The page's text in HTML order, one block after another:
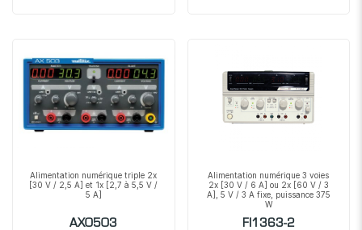
Alimentation numérique triple 2x
[30 V / 2,5 A] et 1x [2,7 à 5,5 V /
5 A]
AX0503
Alimentation numérique 3 voies
2x [30 V / 6 A] ou 2x [60 V / 3
A], 5 V / 3 A fixe, puissance 375
W
FI1363-2